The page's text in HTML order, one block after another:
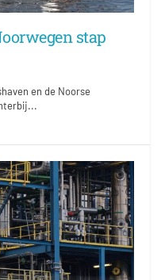
stap
en de Noorse